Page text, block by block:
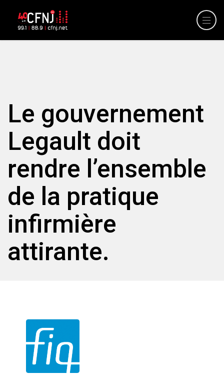
Le gouvernement
Legault doit
rendre l’ensemble
de la pratique
infirmière
attirante.